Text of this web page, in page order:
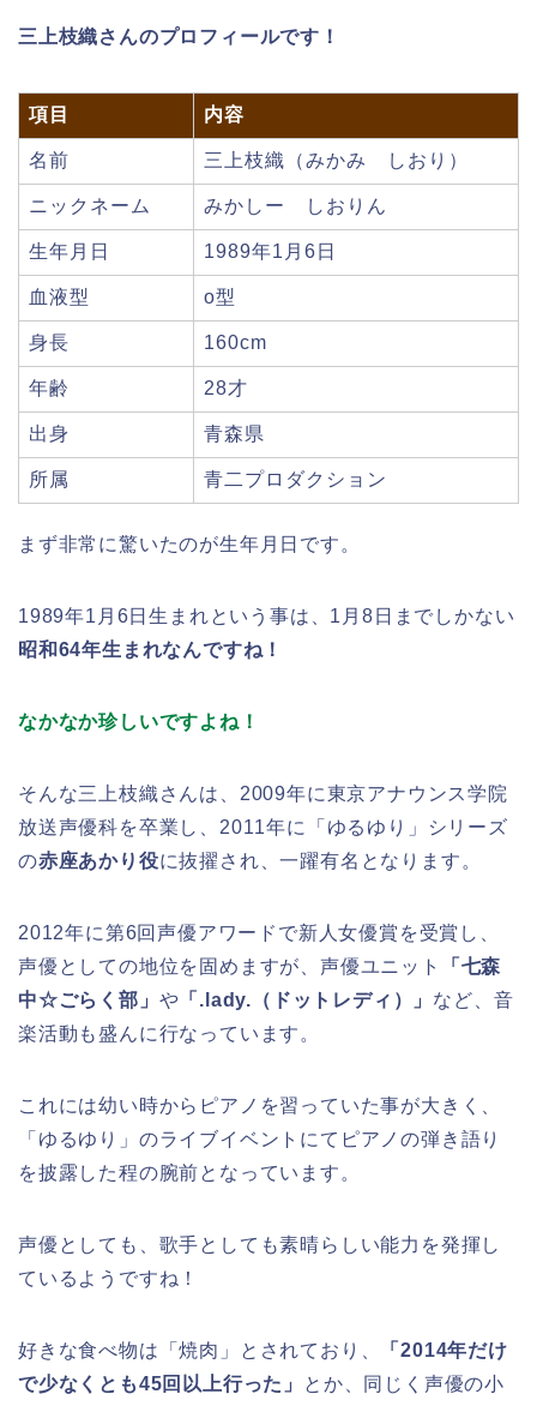
三上枝織さんのプロフィールです！
項目 内容
名前 三上枝織（みかみ しおり）
ニックネーム みかしー しおりん
生年月日 1989年1月6日
血液型 o型
身長 160cm
年齢 28才
出身 青森県
所属 青二プロダクション
まず非常に驚いたのが生年月日です。
1989年1月6日生まれという事は、1月8日までしかない
昭和64年生まれなんですね！
なかなか珍しいですよね！
そんな三上枝織さんは、2009年に東京アナウンス学院
放送声優科を卒業し、2011年に「ゆるゆり」シリーズ
の赤座あかり役に抜擢され、一躍有名となります。
2012年に第6回声優アワードで新人女優賞を受賞し、
声優としての地位を固めますが、声優ユニット
「七森
中☆ごらく部」 や 「.lady.（ドットレディ）」 など、音
楽活動も盛んに行なっています。
これには幼い時からピアノを習っていた事が大きく、
「ゆるゆり」のライブイベントにてピアノの弾き語り
を披露した程の腕前となっています。
声優としても、歌手としても素晴らしい能力を発揮し
ているようですね！
好きな食べ物は「焼肉」とされており、
「2014年だけ
で少なくとも45回以上行った」
とか、同じく声優の小